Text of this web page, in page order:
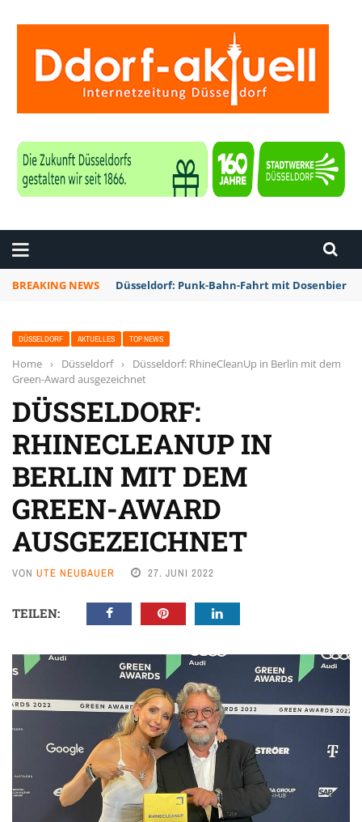
BREAKING NEWS Düsseldorf: Punk-Bahn-Fahrt mit Dosenbier
DÜSSELDORF AKTUELLES TOP NEWS
Home › Düsseldorf ›
Düsseldorf: RhineCleanUp in Berlin mit dem
Green-Award ausgezeichnet
DÜSSELDORF:
RHINECLEANUP IN
BERLIN MIT DEM
GREEN-AWARD
AUSGEZEICHNET
VON UTE NEUBAUER 27. JUNI 2022
TEILEN: